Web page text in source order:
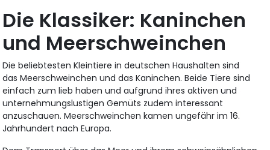
Die Klassiker: Kaninchen
und Meerschweinchen
Die beliebtesten Kleintiere in deutschen Haushalten sind
das Meerschweinchen und das Kaninchen. Beide Tiere sind
einfach zum lieb haben und aufgrund ihres aktiven und
unternehmungslustigen Gemüts zudem interessant
anzuschauen. Meerschweinchen kamen ungefähr im 16.
Jahrhundert nach Europa.